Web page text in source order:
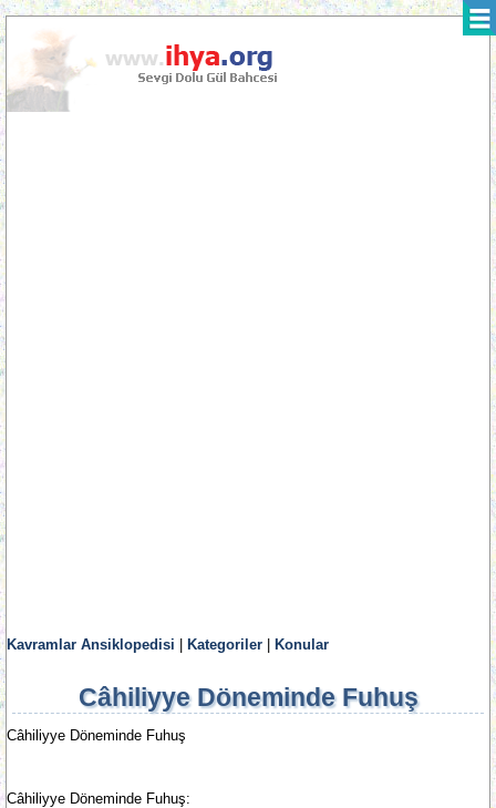
Kavramlar Ansiklopedisi Kategoriler Konular
Câhiliyye Döneminde Fuhuş
Câhiliyye Döneminde Fuhuş
Câhiliyye Döneminde Fuhuş: